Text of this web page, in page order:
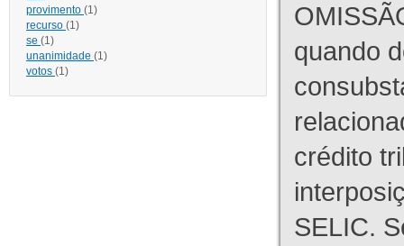
provimento (1)
recurso (1)
se (1)
unanimidade (1)
votos (1)
quando
crédito
SELIC.